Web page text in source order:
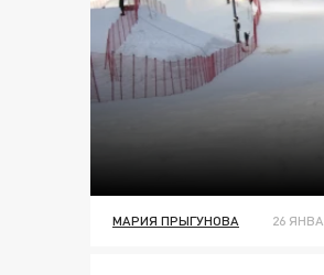
МАРИЯ ПРЫГУНОВА 26